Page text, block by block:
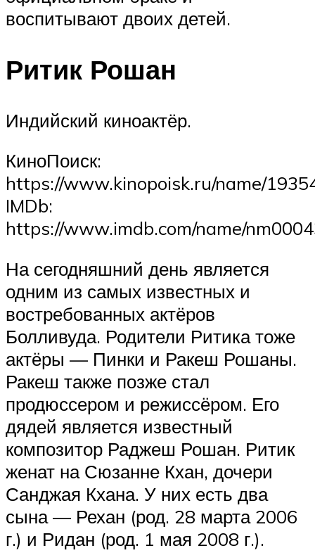
воспитывают двоих детей.
Ритик Рошан
Индийский киноактёр.
КиноПоиск:
https://www.kinopoisk.ru/name/
IMDb:
https://www.imdb.com/name/
На сегодняшний день является
одним из самых известных и
востребованных актёров
Болливуда. Родители Ритика тоже
актёры — Пинки и Ракеш Рошаны.
Ракеш также позже стал
продюссером и режиссёром. Его
дядей является известный
композитор Раджеш Рошан. Ритик
женат на Сюзанне Кхан, дочери
Санджая Кхана. У них есть два
сына — Рехан (род. 28 марта 2006
г.) и Ридан (род. 1 мая 2008 г.).